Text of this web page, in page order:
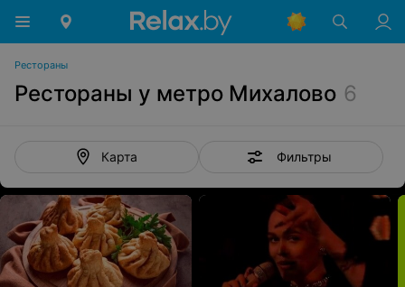
Рестораны
Рестораны у метро Михалово 6
Карта Фильтры